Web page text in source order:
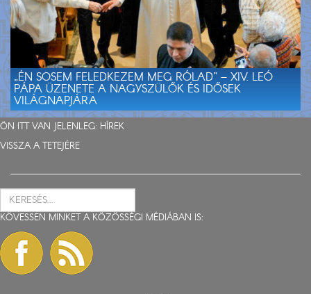
„ÉN SOSEM FELEDKEZEM MEG RÓLAD” – XIV. LEÓ
PÁPA ÜZENETE A NAGYSZÜLŐK ÉS IDŐSEK
VILÁGNAPJÁRA
ÖN ITT VAN JELENLEG: HÍREK
VISSZA A TETEJÉRE
KÖVESSEN MINKET A KÖZÖSSÉGI MÉDIÁBAN IS: